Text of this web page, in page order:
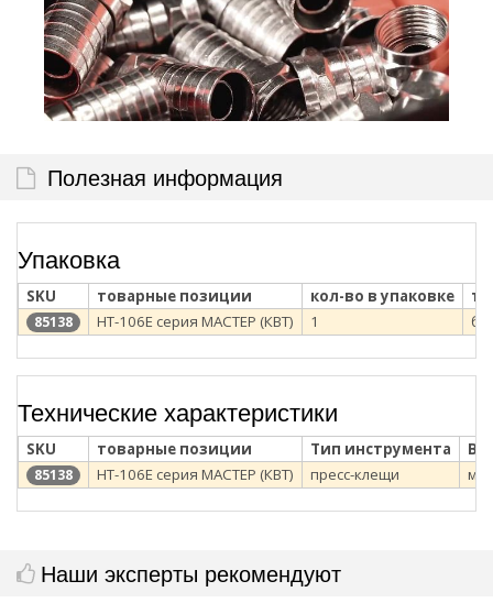
Полезная информация
Упаковка
SKU товарные позиции кол-во в упаковке
85138 HT-106E серия МАСТЕР (КВТ) 1
Технические характеристики
SKU товарные позиции Тип инструмента
85138 HT-106E серия МАСТЕР (КВТ) пресс-клещи
Наши эксперты рекомендуют